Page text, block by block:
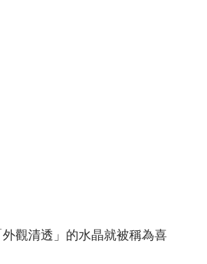
觀清透」的水晶就被稱為喜